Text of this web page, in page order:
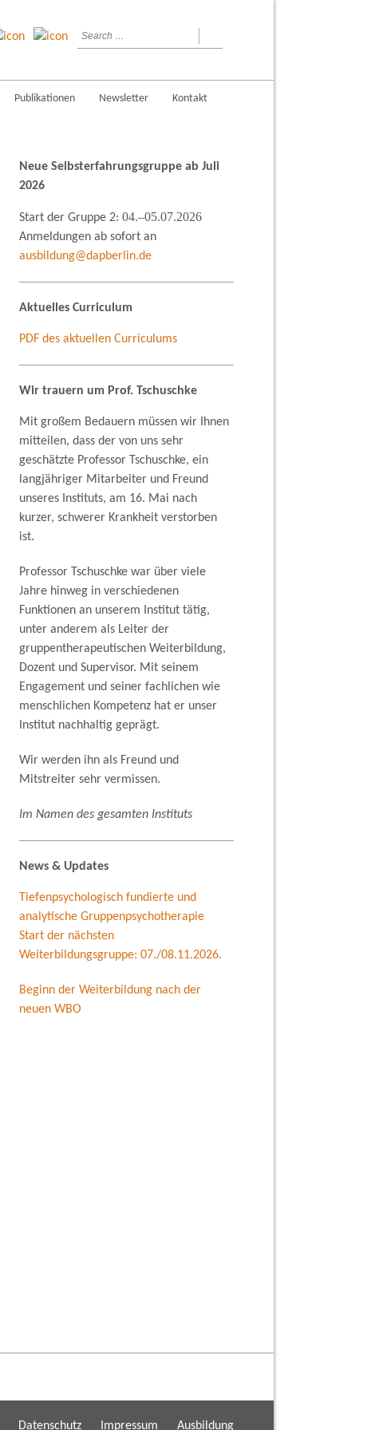
Publikationen Newsletter Kontakt
Neue Selbsterfahrungsgruppe ab Juli
2026
Start der Gruppe 2: 04.–05.07.2026
Anmeldungen ab sofort an
ausbildung@dapberlin.de
Aktuelles Curriculum
PDF des aktuellen Curriculums
Wir trauern um Prof. Tschuschke
Mit großem Bedauern müssen wir Ihnen
mitteilen, dass der von uns sehr
geschätzte Professor Tschuschke, ein
langjähriger Mitarbeiter und Freund
unseres Instituts, am 16. Mai nach
kurzer, schwerer Krankheit verstorben
ist.
Professor Tschuschke war über viele
Jahre hinweg in verschiedenen
Funktionen an unserem Institut tätig,
unter anderem als Leiter der
gruppentherapeutischen Weiterbildung,
Dozent und Supervisor. Mit seinem
Engagement und seiner fachlichen wie
menschlichen Kompetenz hat er unser
Institut nachhaltig geprägt.
Wir werden ihn als Freund und
Mitstreiter sehr vermissen.
Im Namen des gesamten Instituts
News & Updates
Tiefenpsychologisch fundierte und
analytische Gruppenpsychotherapie
Start der nächsten
Weiterbildungsgruppe: 07./08.11.2026.
Beginn der Weiterbildung nach der
neuen WBO
Datenschutz Impressum Ausbildung